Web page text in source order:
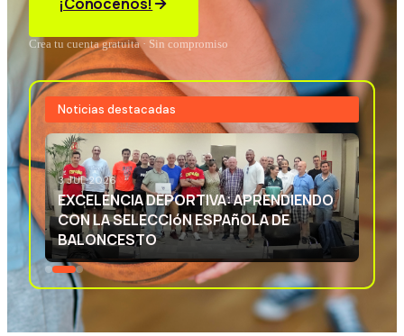
Crea tu cuenta gratuita · Sin compromiso
Noticias destacadas
3 JUL 2026
EXCELENCIA DEPORTIVA: APRENDIENDO
CON LA SELECCIóN ESPAñOLA DE
BALONCESTO